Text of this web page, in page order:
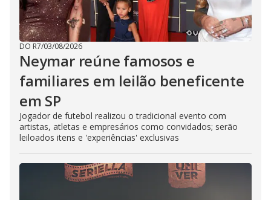
DO R7/03/08/2026
Neymar reúne famosos e
familiares em leilão beneficente
em SP
Jogador de futebol realizou o tradicional evento com
artistas, atletas e empresários como convidados; serão
leiloados itens e 'experiências' exclusivas